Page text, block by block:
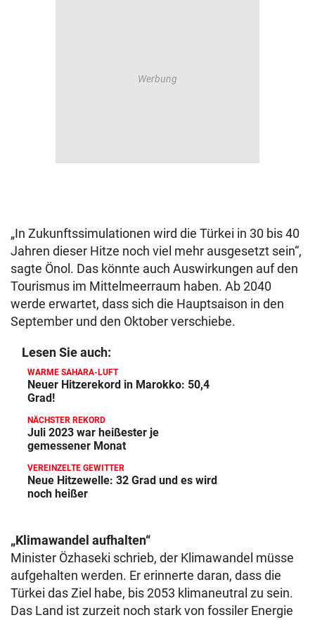
„In Zukunftssimulationen wird die Türkei in 30 bis 40
Jahren dieser Hitze noch viel mehr ausgesetzt sein“,
sagte Önol. Das könnte auch Auswirkungen auf den
Tourismus im Mittelmeerraum haben. Ab 2040
werde erwartet, dass sich die Hauptsaison in den
September und den Oktober verschiebe.
Lesen Sie auch:
WARME SAHARA-LUFT
Neuer Hitzerekord in Marokko: 50,4
Grad!
NÄCHSTER REKORD
Juli 2023 war heißester je
gemessener Monat
VEREINZELTE GEWITTER
Neue Hitzewelle: 32 Grad und es wird
noch heißer
„Klimawandel aufhalten“
Minister Özhaseki schrieb, der Klimawandel müsse
aufgehalten werden. Er erinnerte daran, dass die
Türkei das Ziel habe, bis 2053 klimaneutral zu sein.
Das Land ist zurzeit noch stark von fossiler Energie